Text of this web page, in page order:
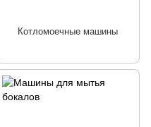
Котломоечные машины